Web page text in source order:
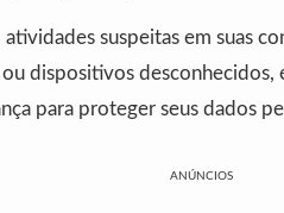
suspeitas em suas
ou dispositivos
para proteger seus dados
ANÚNCIOS